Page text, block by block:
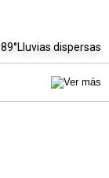
89°Lluvias dispersas